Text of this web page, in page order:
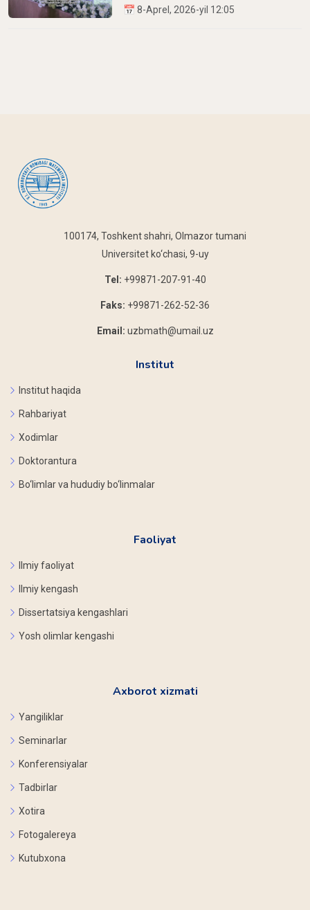
📅 8-Aprel, 2026-yil 12:05
100174, Toshkent shahri, Olmazor tumani
Universitet ko‘chasi, 9-uy
Tel: +99871-207-91-40
Faks: +99871-262-52-36
Email: uzbmath@umail.uz
Institut
Institut haqida
Rahbariyat
Xodimlar
Doktorantura
Bo‘limlar va hududiy bo‘linmalar
Faoliyat
Ilmiy faoliyat
Ilmiy kengash
Dissertatsiya kengashlari
Yosh olimlar kengashi
Axborot xizmati
Yangiliklar
Seminarlar
Konferensiyalar
Tadbirlar
Xotira
Fotogalereya
Kutubxona